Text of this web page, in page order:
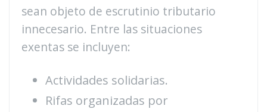
sean objeto de escrutinio tributario
innecesario. Entre las situaciones
exentas se incluyen:
Actividades solidarias.
Rifas organizadas por